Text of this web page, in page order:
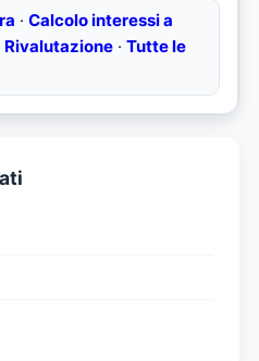
· Calcolo interessi a
Rivalutazione · Tutte le